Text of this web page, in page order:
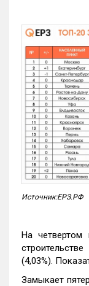
Источник:ЕРЗ.РФ
На четвертом
(4,03%).
Замыкает